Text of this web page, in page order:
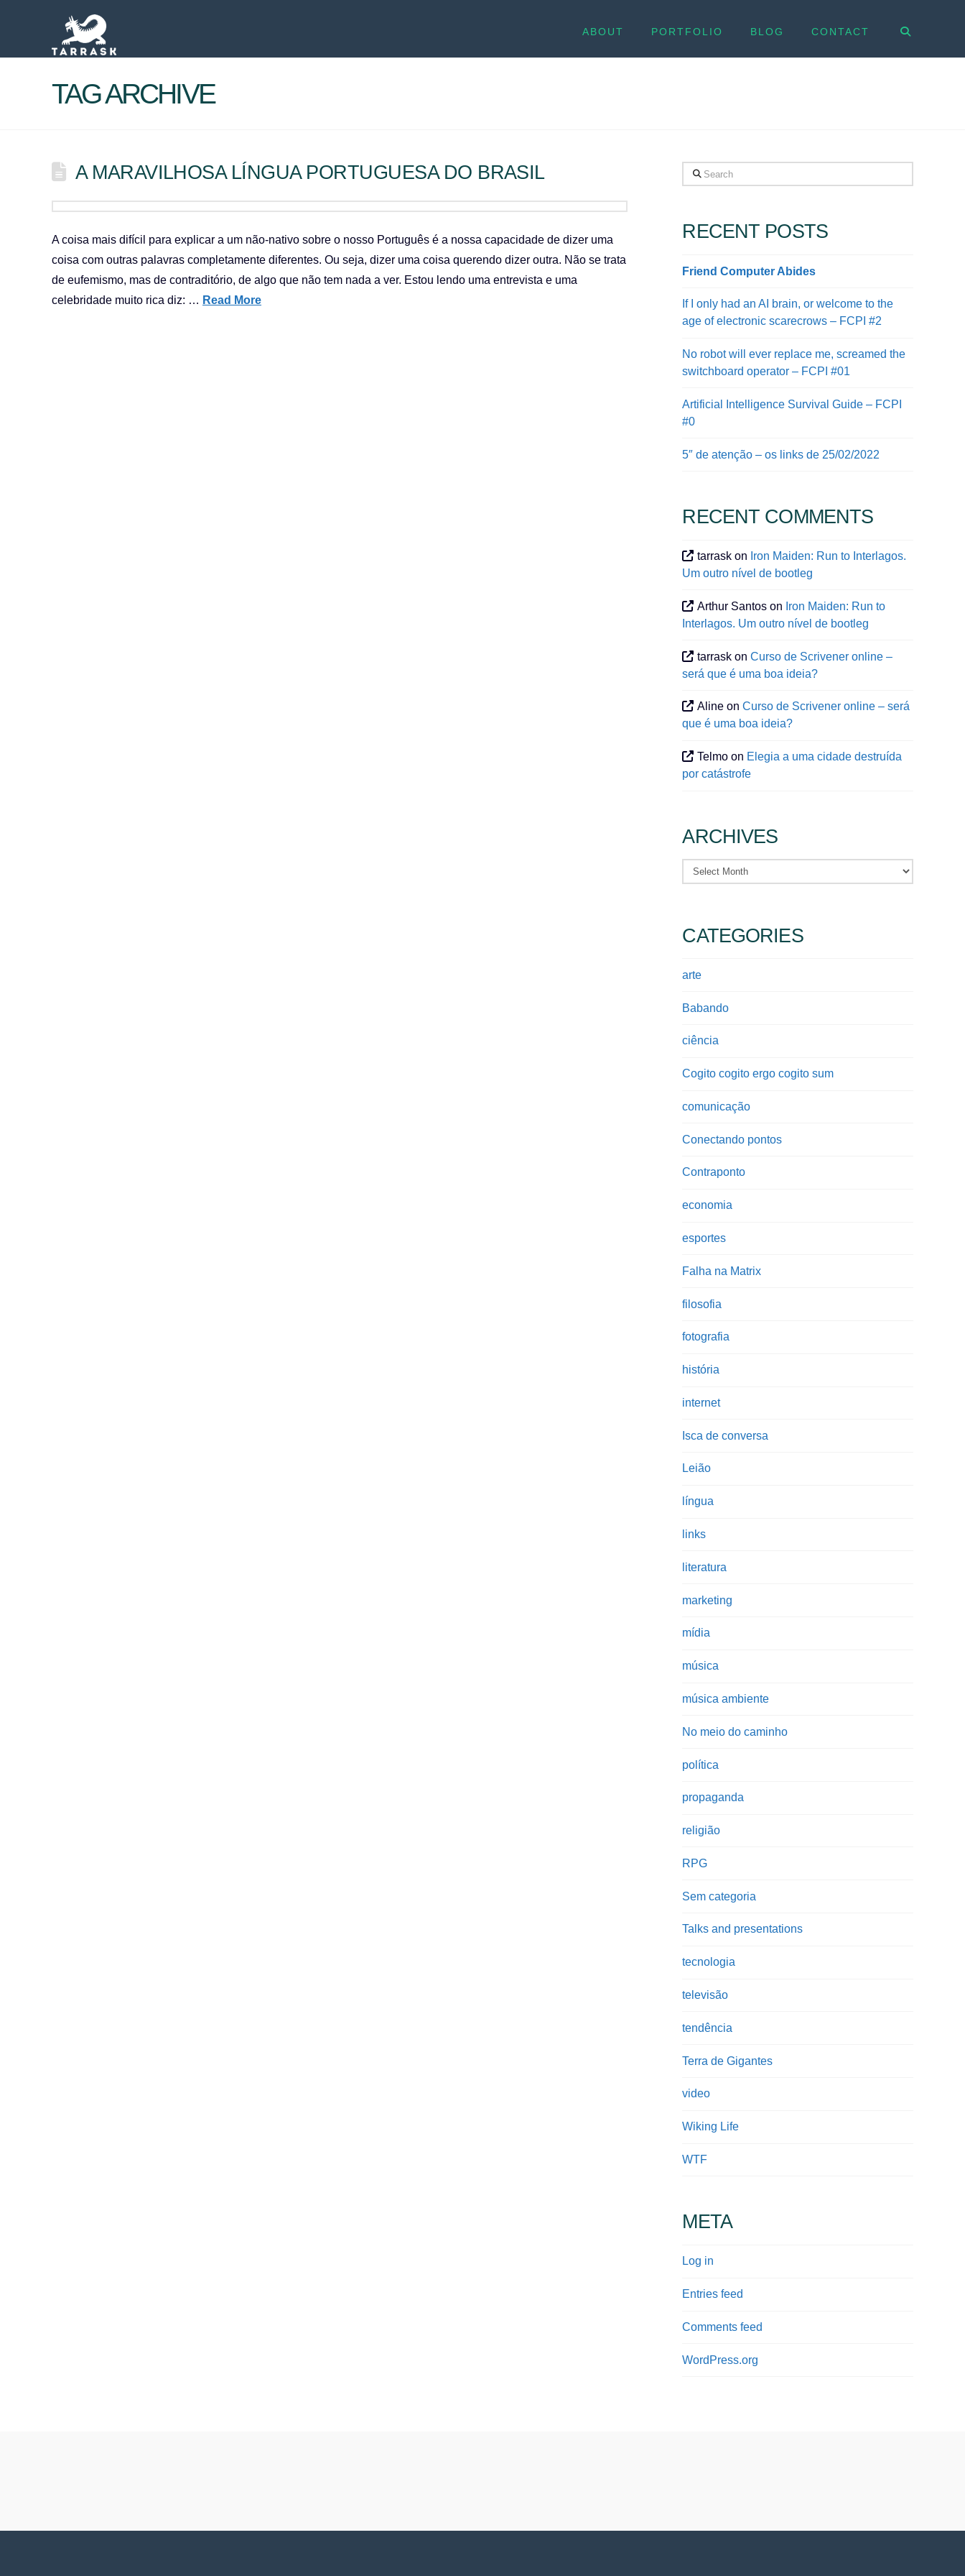
ABOUT PORTFOLIO BLOG CONTACT
TAG ARCHIVE
A MARAVILHOSA LÍNGUA PORTUGUESA DO BRASIL
A coisa mais difícil para explicar a um não-nativo sobre o nosso Português é a nossa capacidade de dizer uma
coisa com outras palavras completamente diferentes. Ou seja, dizer uma coisa querendo dizer outra. Não se trata
de eufemismo, mas de contraditório, de algo que não tem nada a ver. Estou lendo uma entrevista e uma
celebridade muito rica diz: … Read More
Search
RECENT POSTS
Friend Computer Abides
If I only had an AI brain, or welcome to the
age of electronic scarecrows – FCPI #2
No robot will ever replace me, screamed the
switchboard operator – FCPI #01
Artificial Intelligence Survival Guide – FCPI
#0
5″ de atenção – os links de 25/02/2022
RECENT COMMENTS
tarrask on Iron Maiden: Run to Interlagos.
Um outro nível de bootleg
Arthur Santos on Iron Maiden: Run to
Interlagos. Um outro nível de bootleg
tarrask onCurso de Scrivener online –
será que é uma boa ideia?
Aline onCurso de Scrivener online – será
que é uma boa ideia?
Telmo on Elegia a uma cidade destruída
por catástrofe
ARCHIVES
Archives
CATEGORIES
arte
Babando
ciência
Cogito cogito ergo cogito sum
comunicação
Conectando pontos
Contraponto
economia
esportes
Falha na Matrix
filosofia
fotografia
história
internet
Isca de conversa
Leião
língua
links
literatura
marketing
mídia
música
música ambiente
No meio do caminho
política
propaganda
religião
RPG
Sem categoria
Talks and presentations
tecnologia
televisão
tendência
Terra de Gigantes
video
Wiking Life
WTF
META
Log in
Entries feed
Comments feed
WordPress.org